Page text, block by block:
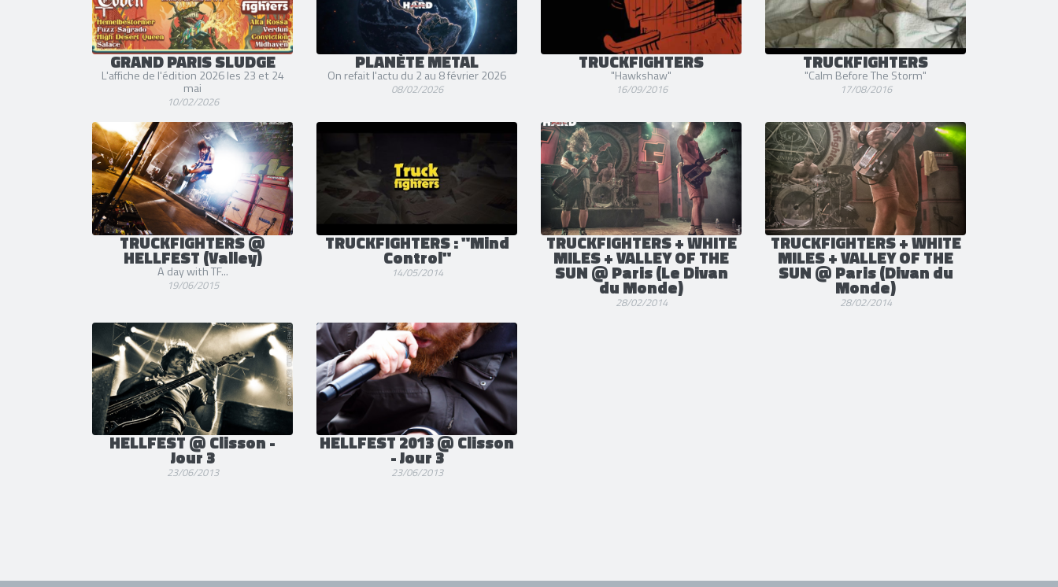
GRAND PARIS SLUDGE
L'affiche de l'édition 2026 les 23 et 24
mai
10/02/2026
PLANÈTE METAL
On refait l'actu du 2 au 8 février 2026
08/02/2026
TRUCKFIGHTERS
"Hawkshaw"
16/09/2016
TRUCKFIGHTERS
"Calm Before The Storm"
17/08/2016
TRUCKFIGHTERS @
HELLFEST (Valley)
A day with TF...
19/06/2015
TRUCKFIGHTERS : "Mind
Control"
14/05/2014
TRUCKFIGHTERS + WHITE
MILES + VALLEY OF THE
SUN @ Paris (Le Divan
du Monde)
28/02/2014
TRUCKFIGHTERS + WHITE
MILES + VALLEY OF THE
SUN @ Paris (Divan du
Monde)
28/02/2014
HELLFEST @ Clisson -
Jour 3
23/06/2013
HELLFEST 2013 @ Clisson
- Jour 3
23/06/2013